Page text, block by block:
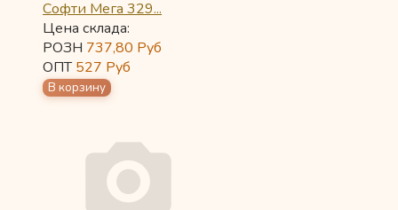
Софти Мега 329...
Цена склада:
РОЗН 737,80 Руб
ОПТ527 Руб